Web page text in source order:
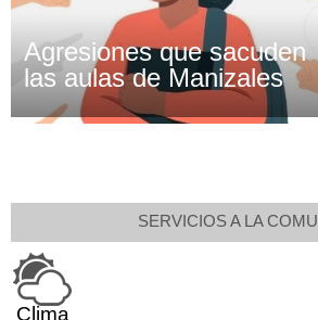
Agresiones que sacuden
las aulas de Manizales
SERVICIOS A LA
Clima